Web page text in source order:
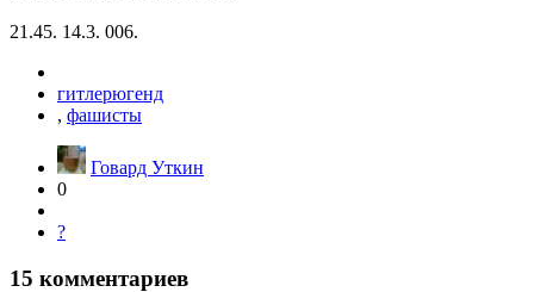
21.45. 14.3. 006.
гитлерюгенд
, фашисты
Говард Уткин
0
?
15 комментариев